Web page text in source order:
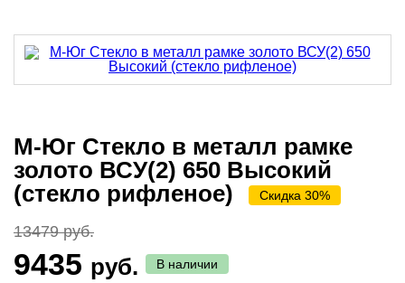
М-Юг Стекло в металл рамке
золото ВСУ(2) 650 Высокий
(стекло рифленое)
Скидка 30%
13479 руб.
9435 руб. В наличии